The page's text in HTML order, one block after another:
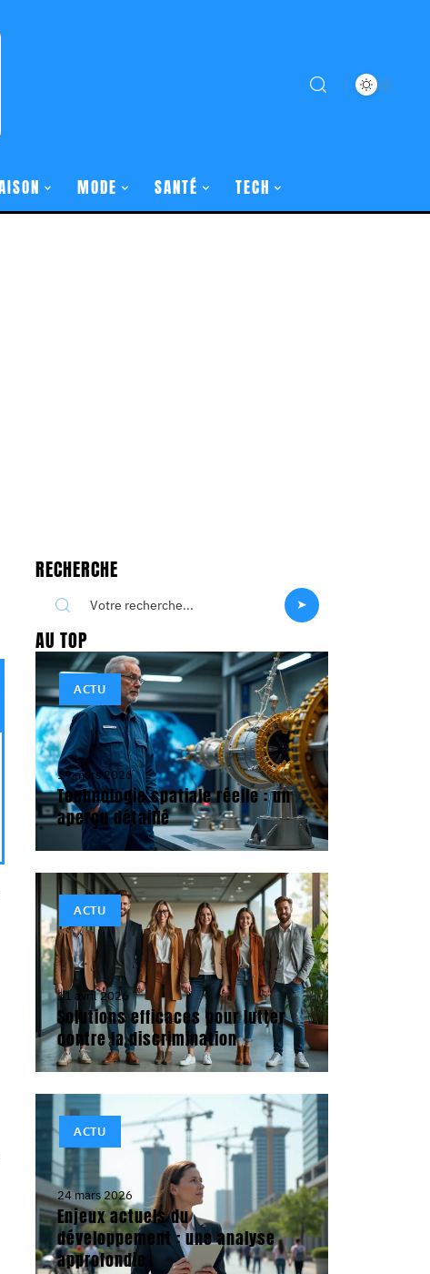
MODE SANTÉ TECH
RECHERCHE
AU TOP
ACTU
19 mars 2026
Technologie spatiale réelle : un
aperçu détaillé
ACTU
11 avril 2026
Solutions efficaces pour lutter
contre la discrimination
ACTU
24 mars 2026
Enjeux actuels du
développement : une analyse
approfondie